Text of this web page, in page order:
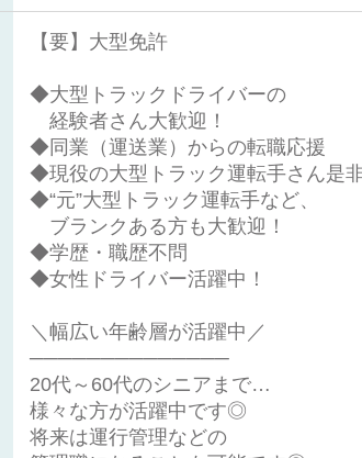
【要】大型免許
◆大型トラックドライバーの
経験者さん大歓迎！
◆同業（運送業）からの転職応援
◆現役の大型トラック運転手さん是非
◆“元”大型トラック運転手など、
ブランクある方も大歓迎！
◆学歴・職歴不問
◆女性ドライバー活躍中！
＼幅広い年齢層が活躍中／
──────────────
20代～60代のシニアまで…
様々な方が活躍中です◎
将来は運行管理などの